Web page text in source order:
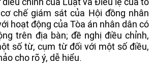
chế giám sát của Hội đồng nhân
hoạt động của Tòa án nhân dân có
trên địa bàn; đề nghị điều chỉnh,
số từ, cụm từ đối với một số điều,
cho rõ ý, dễ hiểu.